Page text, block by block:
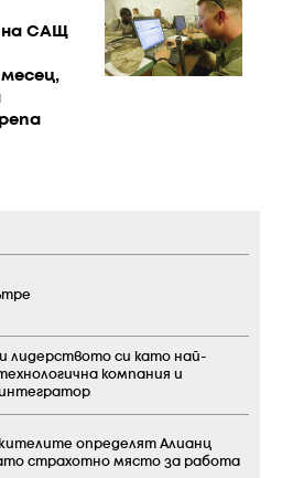
на САЩ
лидерството си като най-
компания и
определят Алианц
страхотно място за работа